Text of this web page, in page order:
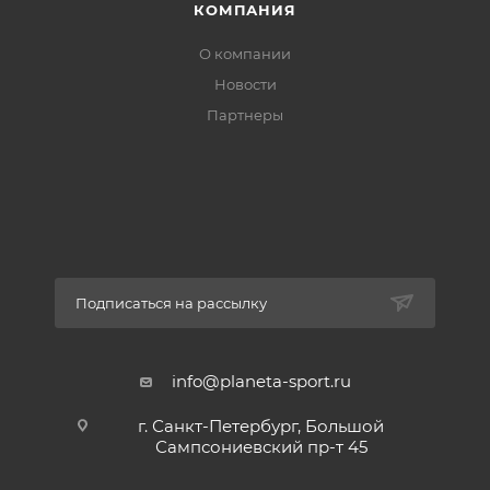
Перед стиркой застегните кнопки и молнии во
избежание излишнего износа.
КОМПАНИЯ
О компании
Новости
Партнеры
Подписаться на рассылку
info@planeta-sport.ru
г. Санкт-Петербург, Большой
Сампсониевский пр-т 45